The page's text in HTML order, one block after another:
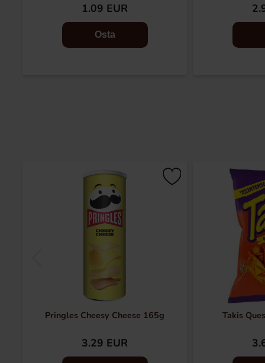
1.09 EUR
Osta
Pringles Cheesy Cheese 165g
3.29 EUR
Takis